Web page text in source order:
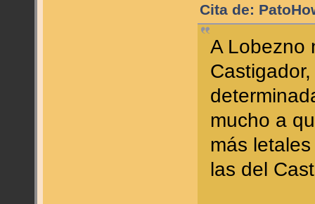
Cita de:
A Lobezno
mucho a
más
las del